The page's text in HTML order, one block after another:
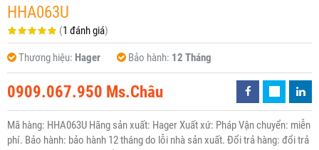
HHA063U
(1 đánh giá)
Thương hiệu: Hager Bảo hành: 12 Tháng
0909.067.950 Ms.Châu
Mã hàng: HHA063U Hãng sản xuất: Hager Xuất xứ: Pháp Vận chuyển: miễn
phí. Bảo hành: bảo hành 12 tháng do lỗi nhà sản xuất. Đổi trả hàng: đổi trả